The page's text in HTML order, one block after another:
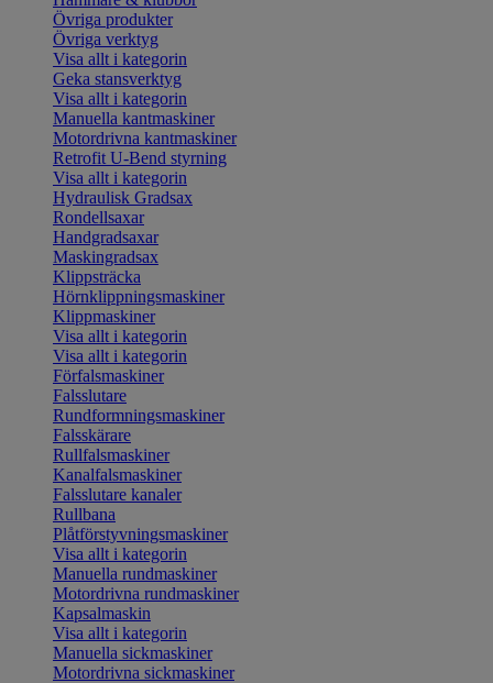
Övriga produkter
Övriga verktyg
Visa allt i kategorin
Geka stansverktyg
Visa allt i kategorin
Manuella kantmaskiner
Motordrivna kantmaskiner
Retrofit U-Bend styrning
Visa allt i kategorin
Hydraulisk Gradsax
Rondellsaxar
Handgradsaxar
Maskingradsax
Klippsträcka
Hörnklippningsmaskiner
Klippmaskiner
Visa allt i kategorin
Visa allt i kategorin
Förfalsmaskiner
Falsslutare
Rundformningsmaskiner
Falsskärare
Rullfalsmaskiner
Kanalfalsmaskiner
Falsslutare kanaler
Rullbana
Plåtförstyvningsmaskiner
Visa allt i kategorin
Manuella rundmaskiner
Motordrivna rundmaskiner
Kapsalmaskin
Visa allt i kategorin
Manuella sickmaskiner
Motordrivna sickmaskiner